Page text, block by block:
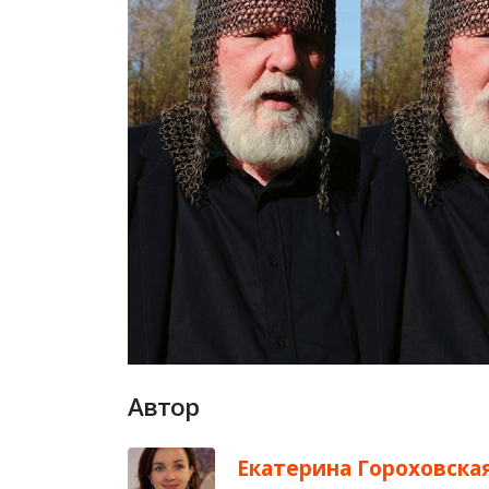
Автор
Екатерина